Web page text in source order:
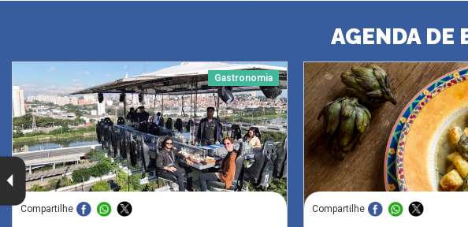
AGENDA DE
Gastronomia
Compartilhe Compartilhe